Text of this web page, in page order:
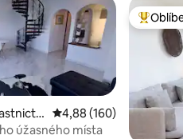
Cruz
Průměrné hodnocení
4,88 (160)
úžasného místa
Nejlepší